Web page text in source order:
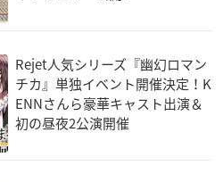
Rejet人気シリーズ『幽幻ロマン
チカ』単独イベント開催決定！K
ENNさんら豪華キャスト出演＆
初の昼夜2公演開催